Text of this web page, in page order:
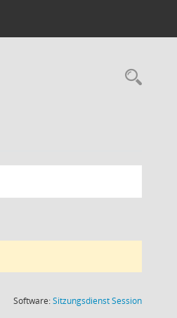
Software:SitzungsdienstSession(Wird in